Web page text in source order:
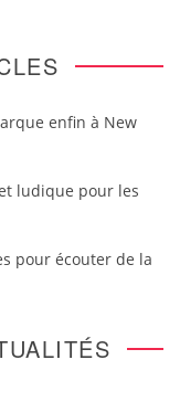
enfin à New
ludique pour les
pour écouter de la